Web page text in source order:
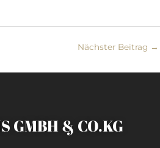
Nächster Beitrag →
GMBH & CO.KG